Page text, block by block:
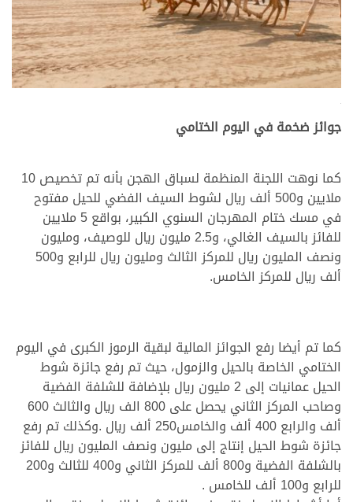
.
جوائز ضخمة في اليوم الختامي
كما نوهت اللجنة المنظمة لسباق الهجن بأنه تم تخصيص 10
ملايين و500 ألف ريال لشوط السيف الفضي للحيل مفتوح
في مسك ختام المهرجان السنوي الكبير، بواقع 5 ملايين
للفائز بالسيف الغالي، و2.5 مليون ريال للوصيف، ومليون
ونصف المليون ريال للمركز الثالث ومليون ريال للرابع و500
ألف ريال للمركز الخامس.
كما تم أيضا رفع الجوائز المالية لبقية الرموز الكبرى في اليوم
الختامي الخاصة بالحيل والزمول، حيث تم رفع جائزة شوط
الحيل عمانيات إلى 2 مليون ريال بلإضافة للشلفة الفضية
وصاحب المركز الثاني يحصل على 800 الف ريال والثالث 600
ألف والرابع 400 ألف والخامس250 ألف ريال .وكذلك تم رفع
جائزة شوط الحيل إنتاج إلى مليون ونصف المليون ريال للفائز
بالشلفة الفضية و800 ألف للمركز الثاني و400 للثالث و200
للرابع و100 ألف للخامس .